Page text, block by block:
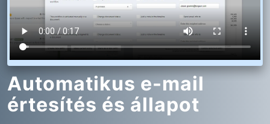
Automatikus e-mail
értesítés és állapot